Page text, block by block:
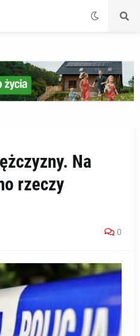
Na
rzeczy
0